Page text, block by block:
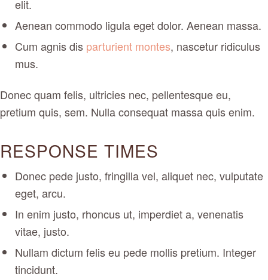
elit.
Aenean commodo ligula eget dolor. Aenean massa.
Cum agnis dis parturient montes, nascetur ridiculus
mus.
Donec quam felis, ultricies nec, pellentesque eu,
pretium quis, sem. Nulla consequat massa quis enim.
RESPONSE TIMES
Donec pede justo, fringilla vel, aliquet nec, vulputate
eget, arcu.
In enim justo, rhoncus ut, imperdiet a, venenatis
vitae, justo.
Nullam dictum felis eu pede mollis pretium. Integer
tincidunt.